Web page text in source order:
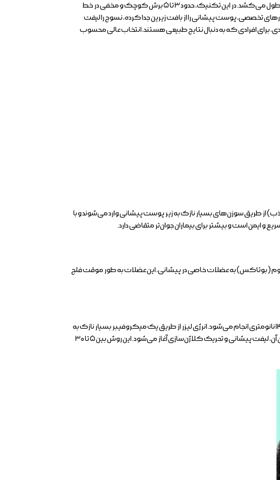
این روش، یک جراحی سرپایی با حداقل تهاجم است که تحت بیهوشی عمومی انجام می‌شود و معمولاً بین ۱ تا ۳ ساعت طول می‌کشد. در این تکنیک، حدود ۳ تا ۵ برش کوچک و مخفی در خط
تخصصی، پوست پیشانی را از بافت زیرین جدا کرده، نسوج را لیفت
افرادی که به دنبال نتایج طبیعی هستند، انتخاب عالی محسوب
طریق سوزن‌های بسیار نازک به زیر پوست پیشانی وارد می‌شوند و با
است و بیشتر برای بیماران جوان‌تر متقاضی دارد.
(بوتاکس) به عضلات خاصی در پیشانی، این عضلات به طور موقت فلج
این روش نوین و غیرتهاجمی، به عنوان بهترین روش لیفت پیشانی در حال حاضر شناخته می‌شود. اندولیفت بر پایه لیزر ۱۴۷۰ نانومتری انجام می‌شود. انرژی لیزر از طریق یک میکروفیبر بسیار نازک به
عمیق‌ترین لایه پوست و عضلات منتقل می‌شود. این فیبر نوری توسط یک کانولا زیر پوست قرار گرفته و با حرکت دادن آن، لیفت پیشانی و تحریک کلاژن‌سازی آغاز می‌شود. این روش بین ۵ تا ۳۰